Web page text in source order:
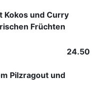
Kokos und Curry
Früchten
24.50
Pilzragout und